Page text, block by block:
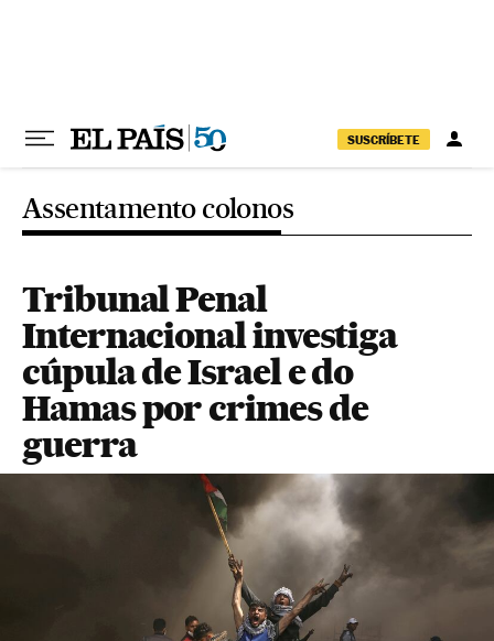
SUSCRÍBETE
Assentamento colonos
Tribunal Penal
Internacional investiga
cúpula de Israel e do
Hamas por crimes de
guerra